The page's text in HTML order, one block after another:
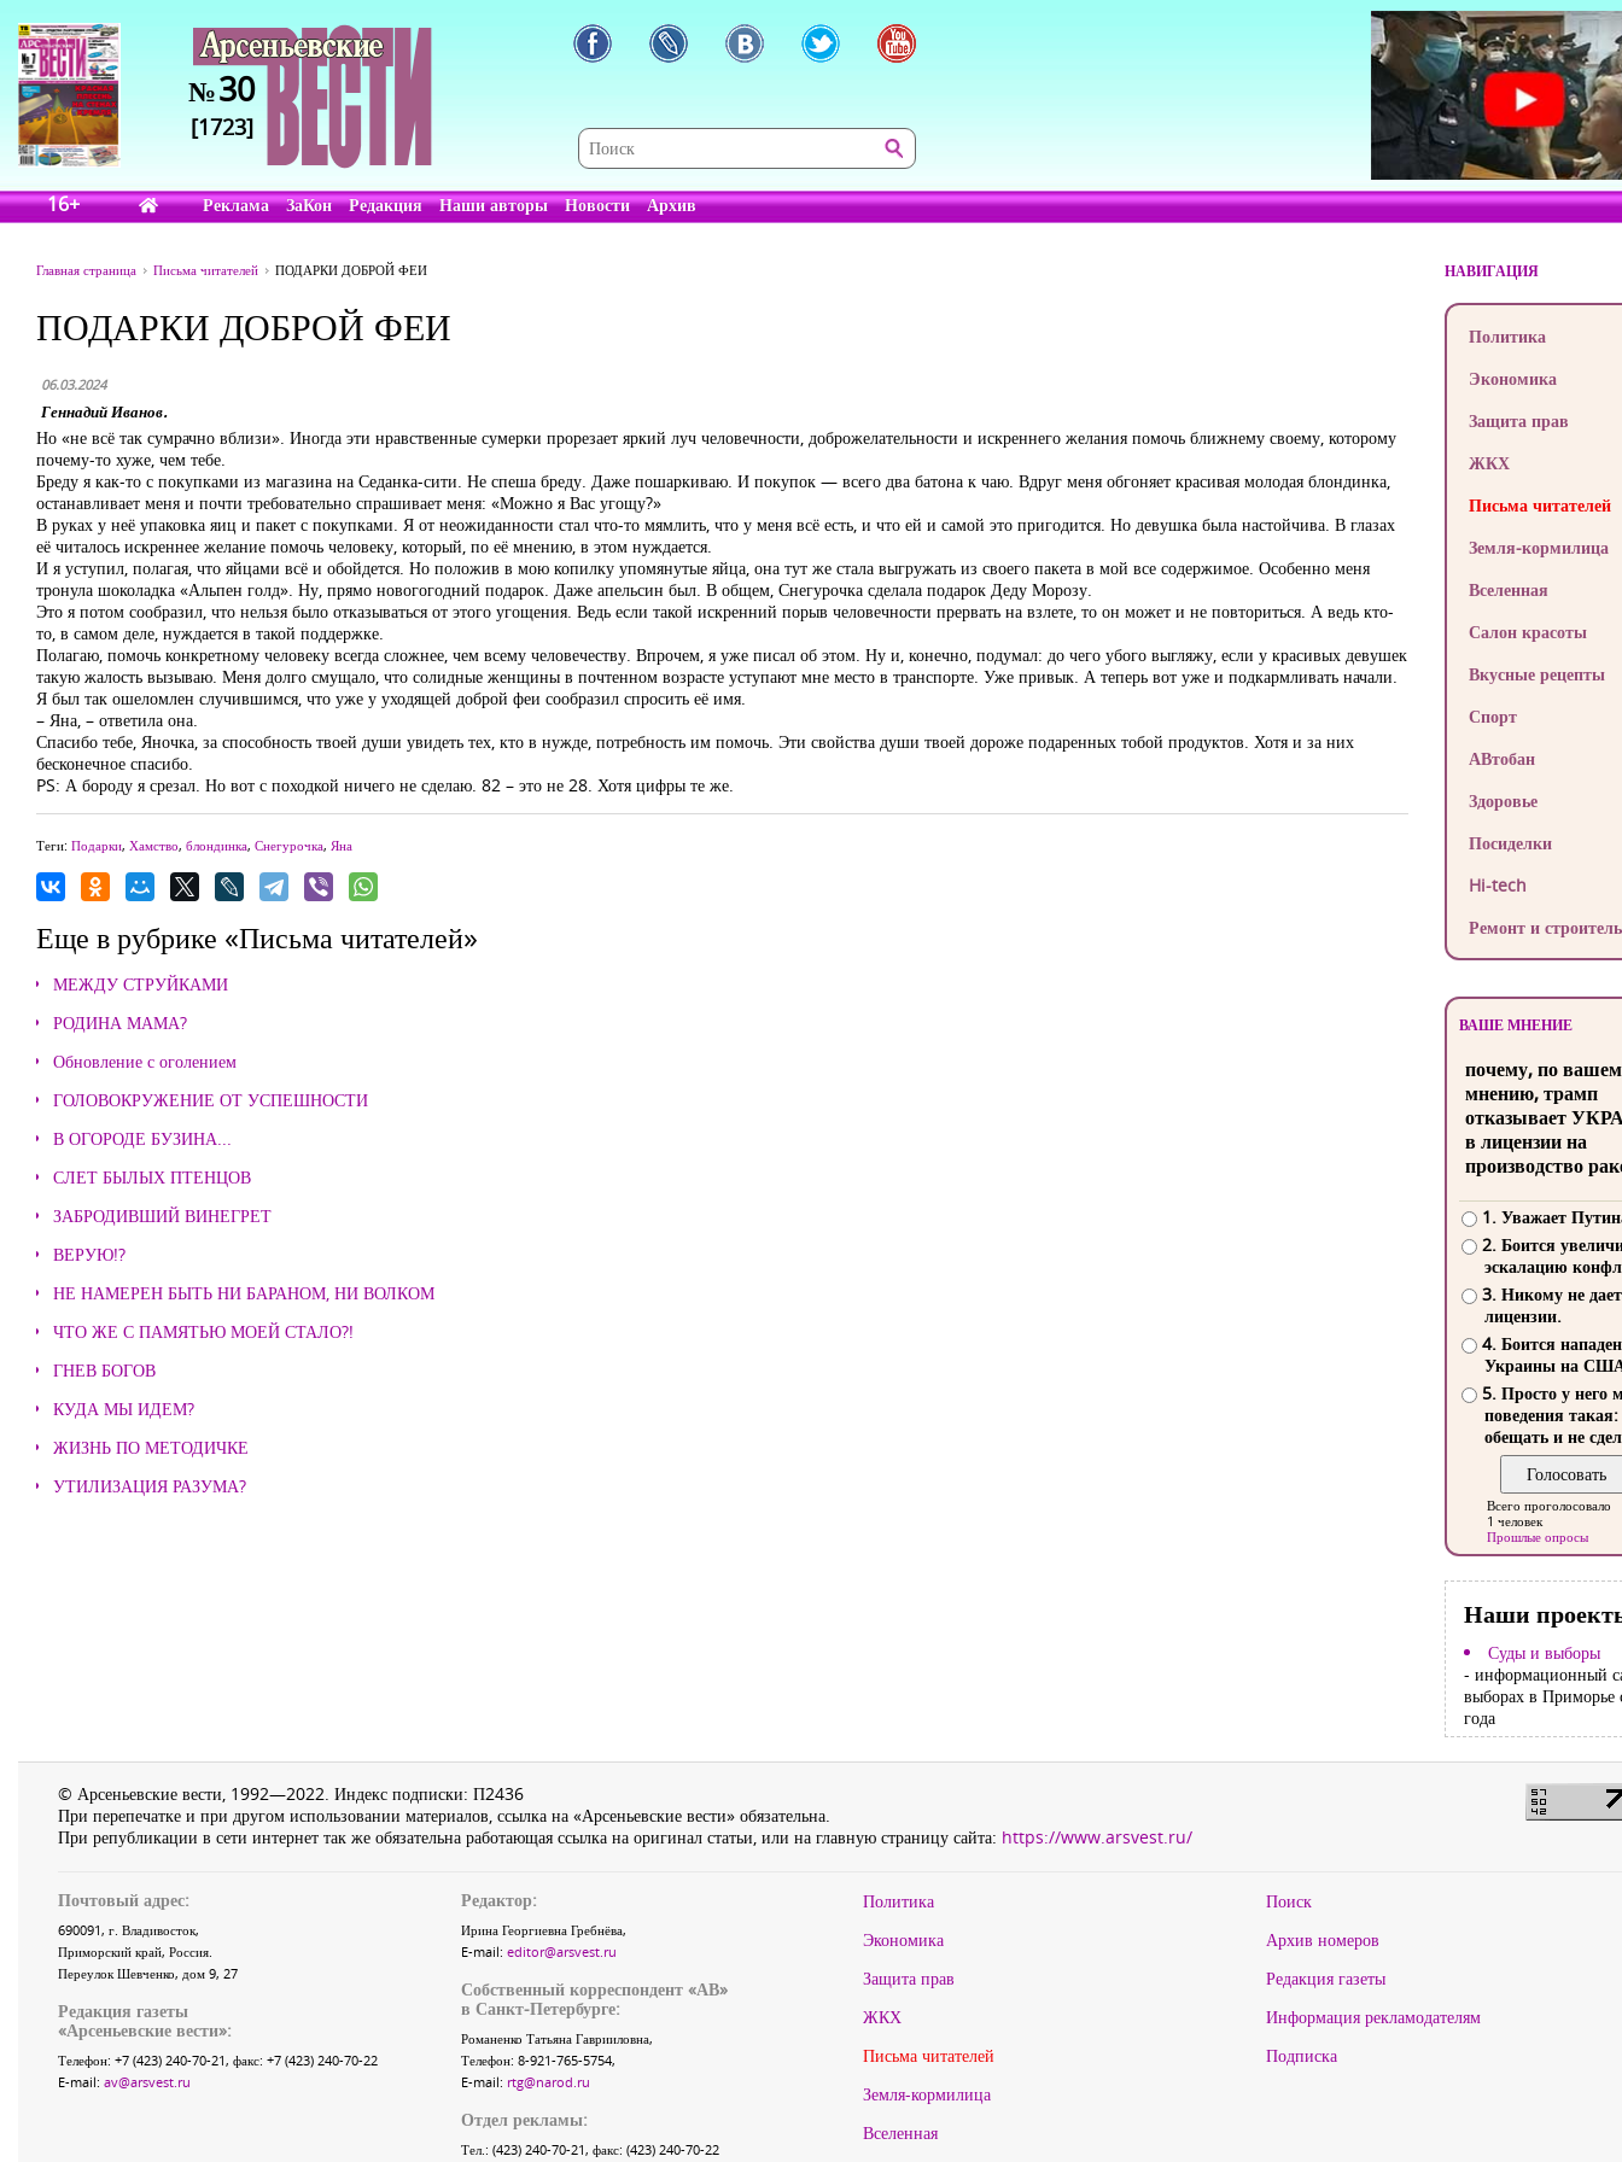
№30
[1723]
16+ Реклама ЗаКон Редакция Наши авторы Новости Архив
Главная страница Письма читателей ПОДАРКИ ДОБРОЙ ФЕИ
ПОДАРКИ ДОБРОЙ ФЕИ
06.03.2024
Геннадий Иванов.
Но «не всё так сумрачно вблизи». Иногда эти нравственные сумерки прорезает яркий луч человечности, доброжелательности и искреннего желания помочь ближнему своему, которому
почему-то хуже, чем тебе.
Бреду я как-то с покупками из магазина на Седанка-сити. Не спеша бреду. Даже пошаркиваю. И покупок — всего два батона к чаю. Вдруг меня обгоняет красивая молодая блондинка,
останавливает меня и почти требовательно спрашивает меня: «Можно я Вас угощу?»
В руках у неё упаковка яиц и пакет с покупками. Я от неожиданности стал что-то мямлить, что у меня всё есть, и что ей и самой это пригодится. Но девушка была настойчива. В глазах
её читалось искреннее желание помочь человеку, который, по её мнению, в этом нуждается.
И я уступил, полагая, что яйцами всё и обойдется. Но положив в мою копилку упомянутые яйца, она тут же стала выгружать из своего пакета в мой все содержимое. Особенно меня
тронула шоколадка «Альпен голд». Ну, прямо новогогодний подарок. Даже апельсин был. В общем, Снегурочка сделала подарок Деду Морозу.
Это я потом сообразил, что нельзя было отказываться от этого угощения. Ведь если такой искренний порыв человечности прервать на взлете, то он может и не повториться. А ведь кто-
то, в самом деле, нуждается в такой поддержке.
Полагаю, помочь конкретному человеку всегда сложнее, чем всему человечеству. Впрочем, я уже писал об этом. Ну и, конечно, подумал: до чего убого выгляжу, если у красивых девушек
такую жалость вызываю. Меня долго смущало, что солидные женщины в почтенном возрасте уступают мне место в транспорте. Уже привык. А теперь вот уже и подкармливать начали.
Я был так ошеломлен случившимся, что уже у уходящей доброй феи сообразил спросить её имя.
– Яна, – ответила она.
Спасибо тебе, Яночка, за способность твоей души увидеть тех, кто в нужде, потребность им помочь. Эти свойства души твоей дороже подаренных тобой продуктов. Хотя и за них
бесконечное спасибо.
PS: А бороду я срезал. Но вот с походкой ничего не сделаю. 82 – это не 28. Хотя цифры те же.
Теги: Подарки, Хамство, блондинка, Снегурочка, Яна
Еще в рубрике «Письма читателей»
МЕЖДУ СТРУЙКАМИ
РОДИНА МАМА?
Обновление с оголением
ГОЛОВОКРУЖЕНИЕ ОТ УСПЕШНОСТИ
В ОГОРОДЕ БУЗИНА...
СЛЕТ БЫЛЫХ ПТЕНЦОВ
ЗАБРОДИВШИЙ ВИНЕГРЕТ
ВЕРУЮ!?
НЕ НАМЕРЕН БЫТЬ НИ БАРАНОМ, НИ ВОЛКОМ
ЧТО ЖЕ С ПАМЯТЬЮ МОЕЙ СТАЛО?!
ГНЕВ БОГОВ
КУДА МЫ ИДЕМ?
ЖИЗНЬ ПО МЕТОДИЧКЕ
УТИЛИЗАЦИЯ РАЗУМА?
НАВИГАЦИЯ
Политика
Экономика
Защита прав
ЖКХ
Письма читателей
Земля-кормилица
Вселенная
Салон красоты
Вкусные рецепты
Спорт
АВтобан
Здоровье
Посиделки
Hi-tech
Ремонт и
ВАШЕ МНЕНИЕ
почему, по
мнению, трамп
отказывает
в лицензии на
производство
1. Уважает
2. Боится
эскалацию
3. Никому не
лицензии.
4. Боится
Украины на
5. Просто у него
поведения такая:
обещать и не
Всего проголосовало
1 человек
Прошлые опросы
Наши
Суды и выборы
- информационный
выборах в Приморье
года
© Арсеньевские вести, 1992—2022. Индекс подписки: П2436
При перепечатке и при другом использовании материалов, ссылка на «Арсеньевские вести» обязательна.
При републикации в сети интернет так же обязательна работающая ссылка на оригинал статьи, или на главную страницу сайта: https://www.arsvest.ru/
Почтовый адрес:
690091, г. Владивосток,
Приморский край, Россия.
Переулок Шевченко, дом 9, 27
Редакция газеты
«Арсеньевские вести»:
Телефон: +7 (423) 240-70-21, факс: +7 (423) 240-70-22
E-mail: av@arsvest.ru
Редактор:
Ирина Георгиевна Гребнёва,
E-mail: editor@arsvest.ru
Собственный корреспондент «АВ»
в Санкт-Петербурге:
Романенко Татьяна Гаврииловна,
Телефон: 8-921-765-5754,
E-mail: rtg@narod.ru
Отдел рекламы:
Тел.: (423) 240-70-21, факс: (423) 240-70-22
Политика
Экономика
Защита прав
ЖКХ
Письма читателей
Земля-кормилица
Вселенная
Поиск
Архив номеров
Редакция газеты
Информация рекламодателям
Подписка